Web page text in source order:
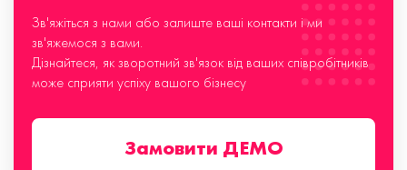
Зв'яжіться з нами або залиште ваші контакти і ми
зв'яжемося з вами.
Дізнайтеся, як зворотний зв'язок від ваших співробітників
може сприяти успіху вашого бізнесу
Замовити ДЕМО